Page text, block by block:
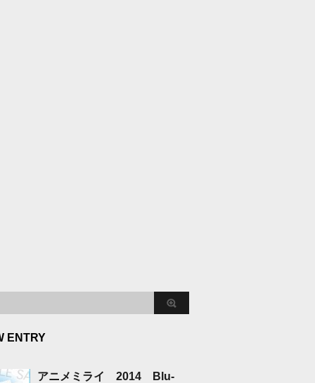
ENTRY
アニメミライ 2014 Blu-